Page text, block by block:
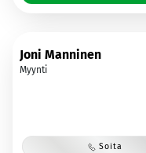
Joni Manninen
Myynti
Soita